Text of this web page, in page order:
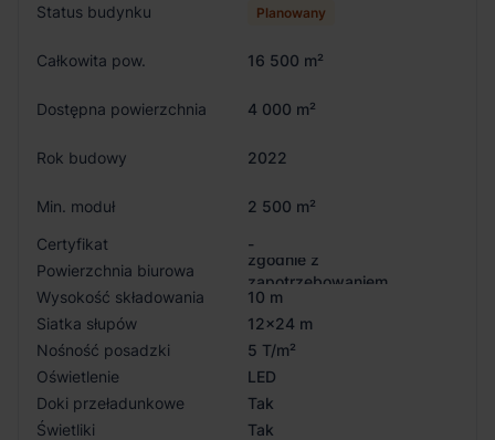
Status budynku Planowany
Całkowita pow. 16 500 m²
Dostępna powierzchnia 4 000 m²
Rok budowy 2022
Min. moduł
2 500 m²
Certyfikat
-
Powierzchnia biurowa
zgodnie z
zapotrzebowaniem
Wysokość składowania
10 m
Siatka słupów
12x24 m
Nośność posadzki
5 T/m²
Oświetlenie
LED
Doki przeładunkowe
Tak
Świetliki
Tak